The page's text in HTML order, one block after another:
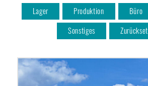
Lager Produktion Büro
Sonstiges